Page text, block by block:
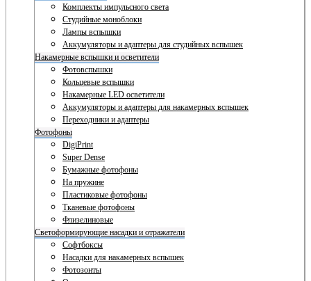
Комплекты импульсного света
Студийные моноблоки
Лампы вспышки
Аккумуляторы и адаптеры для студийных вспышек
Накамерные вспышки и осветители
Фотовспышки
Кольцевые вспышки
Накамерные LED осветители
Аккумуляторы и адаптеры для накамерных вспышек
Переходники и адаптеры
Фотофоны
DigiPrint
Super Dense
Бумажные фотофоны
На пружине
Пластиковые фотофоны
Тканевые фотофоны
Флизелиновые
Светоформирующие насадки и отражатели
Софтбоксы
Насадки для накамерных вспышек
Фотозонты